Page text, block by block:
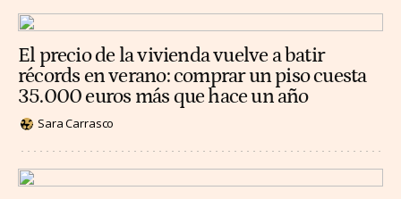
El precio de la vivienda vuelve a batir
récords en verano: comprar un piso cuesta
35.000 euros más que hace un año
Sara Carrasco